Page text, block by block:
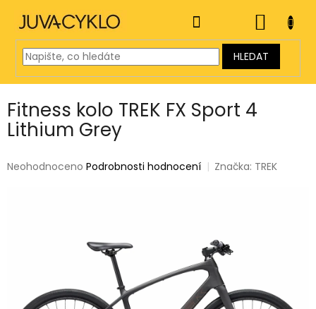
obsah
HLEDAT
KOŠÍK
Fitness kolo TREK FX Sport 4
Lithium Grey
Průměrné
Neohodnoceno Podrobnosti hodnocení Značka: TREK